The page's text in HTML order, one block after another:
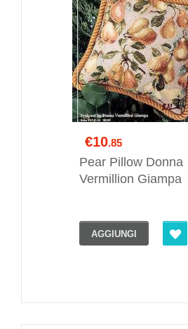
€10.85
Pear Pillow Donna
Vermillion Giampa
AGGIUNGI